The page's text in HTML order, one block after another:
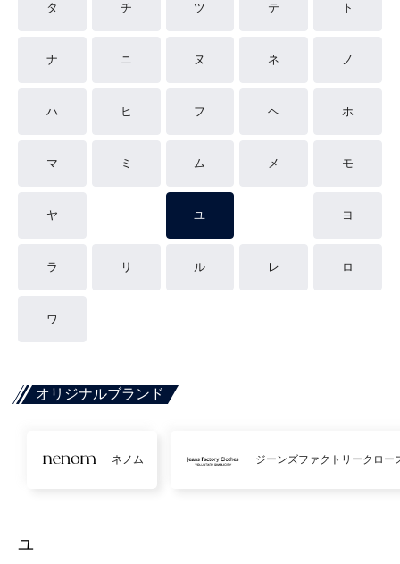
タ チ ツ テ ト
ナ ニ ヌ ネ ノ
ハ ヒ フ ヘ ホ
マ ミ ム メ モ
ヤ ユ ヨ
ラ リ ル レ ロ
ワ
オリジナルブランド
ネノム ジーンズファクトリークロー
ユ